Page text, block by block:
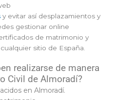
y evitar así desplazamientos y
gestionar online
de matrimonio y
sitio de España.
realizarse de manera
Civil de Almoradí?
en Almoradí.